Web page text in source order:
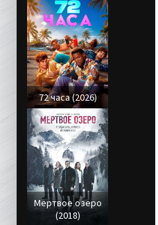
72 часа (2026)
Мертвое озеро
(2018)